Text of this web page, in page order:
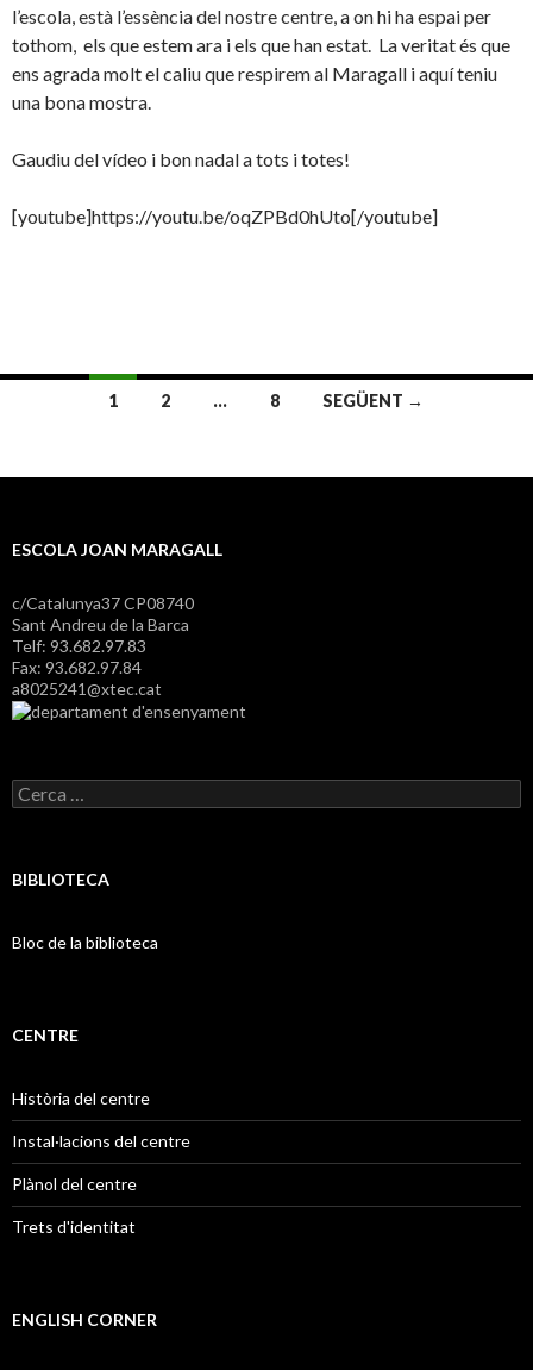
l’escola, està l’essència del nostre centre, a on hi ha espai per
tothom, els que estem ara i els que han estat. La veritat és que
ens agrada molt el caliu que respirem al Maragall i aquí teniu
una bona mostra.
Gaudiu del vídeo i bon nadal a tots i totes!
[youtube]https://youtu.be/oqZPBd0hUto[/youtube]
pels
1 2 … 8 SEGÜENT →
ESCOLA JOAN MARAGALL
c/Catalunya37 CP08740
Sant Andreu de la Barca
Telf: 93.682.97.83
Fax: 93.682.97.84
a8025241@xtec.cat
C
e
a
BIBLIOTECA
Bloc de la biblioteca
CENTRE
Història del centre
Instal·lacions del centre
Plànol del centre
Trets d'identitat
ENGLISH CORNER